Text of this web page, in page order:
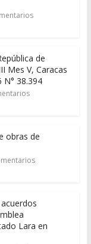
de
Mes V, Caracas
N° 38.394
obras de
Lara en